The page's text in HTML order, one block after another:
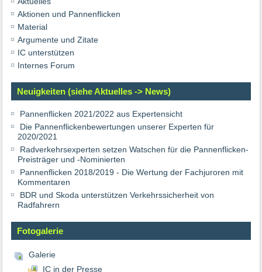
Aktionen und Pannenflicken
Material
Argumente und Zitate
IC unterstützen
Internes Forum
Neuigkeiten (siehe Aktuelles -> News)
Pannenflicken 2021/2022 aus Expertensicht
Die Pannenflickenbewertungen unserer Experten für
2020/2021
Radverkehrsexperten setzen Watschen für die Pannenflicken-
Preisträger und -Nominierten
Pannenflicken 2018/2019 - Die Wertung der Fachjuroren mit
Kommentaren
BDR und Skoda unterstützen Verkehrssicherheit von
Radfahrern
Fotogalerie
Galerie
IC in der Presse